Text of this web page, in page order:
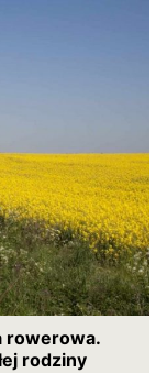
rowerowa.
rodziny